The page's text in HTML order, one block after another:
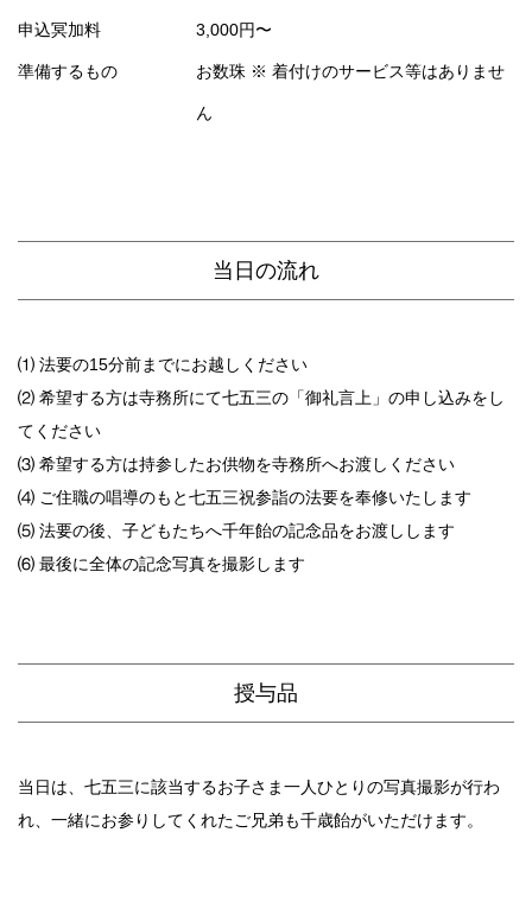
申込冥加料 3,000円〜
準備するもの お数珠 ※ 着付けのサービス等はありませ
ん
当日の流れ
⑴ 法要の15分前までにお越しください
⑵ 希望する方は寺務所にて七五三の「御礼言上」の申し込みをし
てください
⑶ 希望する方は持参したお供物を寺務所へお渡しください
⑷ ご住職の唱導のもと七五三祝参詣の法要を奉修いたします
⑸ 法要の後、子どもたちへ千年飴の記念品をお渡しします
⑹ 最後に全体の記念写真を撮影します
授与品
当日は、七五三に該当するお子さま一人ひとりの写真撮影が行わ
れ、一緒にお参りしてくれたご兄弟も千歳飴がいただけます。